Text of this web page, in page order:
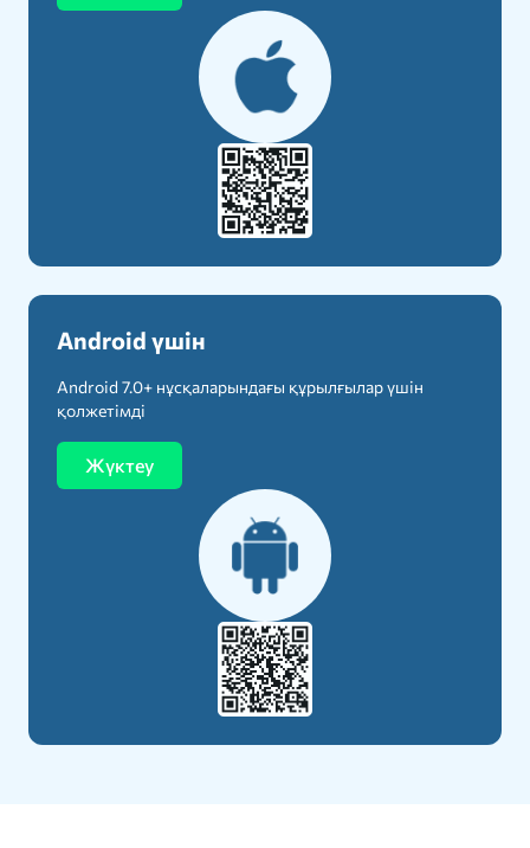
Android үшін
Android 7.0+ нұсқаларындағы құрылғылар үшін
қолжетімді
Жүктеу